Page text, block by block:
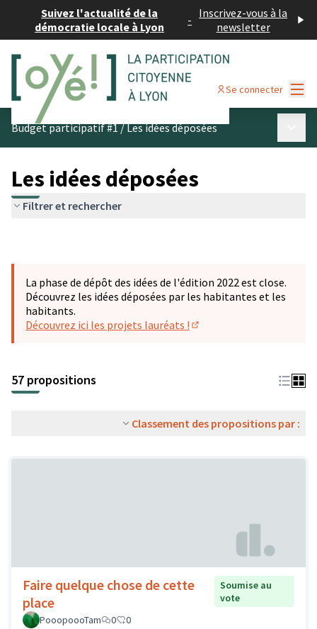
Suivez l'actualité de la
démocratie locale à Lyon
- Inscrivez-vous à la
newsletter
Se connecter
Budget participatif #1/Les idées déposées
Les idées déposées
Filtrer et rechercher
La phase de dépôt des idées de l'édition 2022 est close.
Découvrez les idées déposées par les habitantes et les
habitants.
Découvrez ici les projets lauréats !
57 propositions
Classement des propositions par :
Faire quelque chose de cette
place
Soumise au
vote
PooopoooTam
0 0